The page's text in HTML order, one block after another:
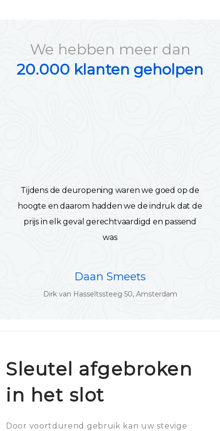
We hebben meer dan
20.000 klanten geholpen
Tijdens de deuropening waren we goed op de
hoogte en daarom hadden we de indruk dat de
prijs in elk geval gerechtvaardigd en passend
was
Daan Smeets
Dirk van Hasseltssteeg 50, Amsterdam
Sleutel afgebroken
in het slot
Door voortdurend gebruik kan uw stevige